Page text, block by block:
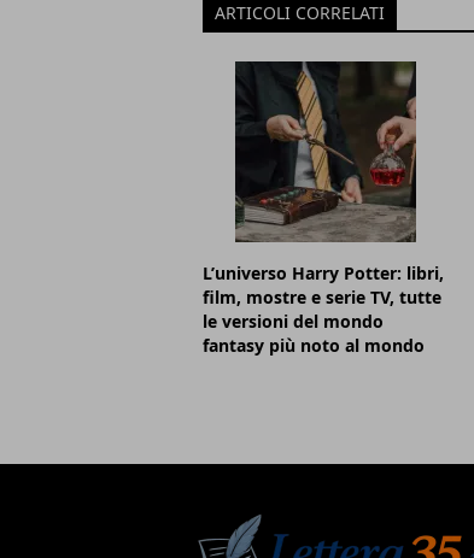
ARTICOLI CORRELATI
L’universo Harry Potter: libri,
film, mostre e serie TV, tutte
le versioni del mondo
fantasy più noto al mondo